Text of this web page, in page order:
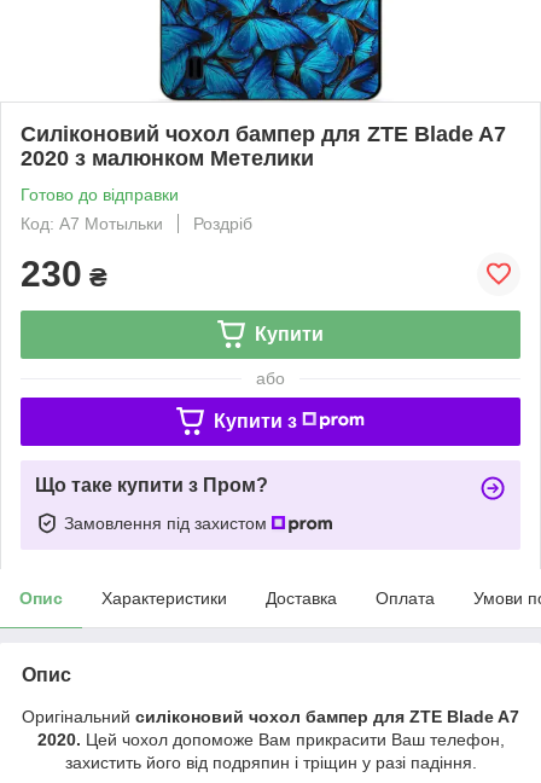
Силіконовий чохол бампер для ZTE Blade A7
2020 з малюнком Метелики
Готово до відправки
Код: A7 Мотыльки
Роздріб
230 ₴
Купити
або
Купити з
Що таке купити з Пром?
Замовлення під захистом
Опис Характеристики Доставка Оплата Умови
Опис
Оригінальний силіконовий чохол бампер для ZTE Blade A7
2020. Цей чохол допоможе Вам прикрасити Ваш телефон,
захистить його від подряпин і тріщин у разі падіння.